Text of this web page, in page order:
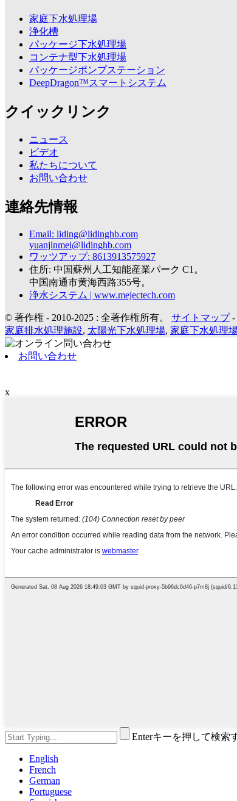
家庭下水処理場
浄化槽
パッケージ下水処理場
コンテナ型下水処理場
パッケージポンプステーション
DeepDragon™スマートシステム
クイックリンク
ニュース
ビデオ
私たちについて
お問い合わせ
連絡先情報
Email: liding@lidinghb.com
yuanjinmei@lidinghb.com
ワッツアップ: 8613913575927
住所: 中国蘇州人工知能産業パーク C1。
中国南通市黄海西路355号。
浄水システム | www.mejectech.com
© 著作権 - 2010-2025 : 全著作権所有。 サイトマップ-
家庭排水処理施設, 太陽光下水処理場, 家庭下水処理
お問い合わせ
x
Enterキーを押して検索
English
French
German
Portuguese